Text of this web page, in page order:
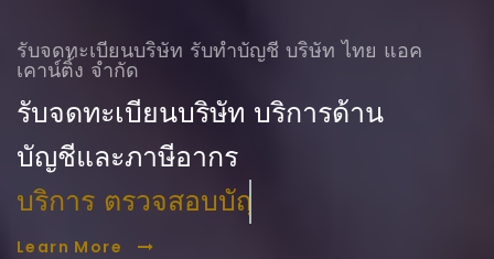
รับจดทะเบียนบริษัท รับทําบัญชี บริษัท ไทย แอค
เคาน์ติ้ง จำกัด
รับจดทะเบียนบริษัท บริการด้าน
บัญชีและภาษีอากร
บริการ ตรวจสอบบัญชี
Learn More